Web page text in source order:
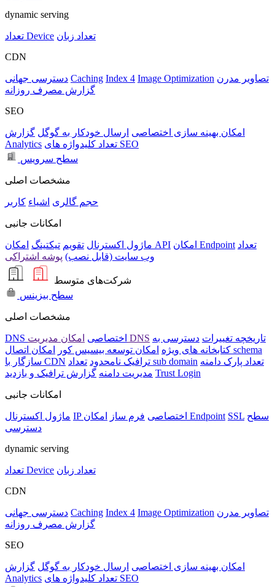
dynamic serving
تعداد Device تعداد زبان
CDN
دسترسی جهانی Caching Index 4 Image Optimization تصاویر مدرن
گزارش مصرف روزانه
SEO
امکان بهینه سازی اختصاصی ارسال خودکار به گوگل گزارش
Analytics
تعداد کلیدواژه های SEO
سطح سرویس
مشخصات اصلی
حجم گالری اشیاء کاربر
امکانات جانبی
ماژول اکسترنال تقویم تیکتینگ امکان API امکان Endpoint تعداد
وب سایت (قابل نصب) پوشه اشتراکی
شرکت‌های متوسط
سطح بیزینس
مشخصات اصلی
DNS اختصاصی امکان مدیریت DNS تاریخچه تغییرات دسترسی به
کتابخانه های ویژه امکان توسعه بیسیس کور
امکان اتصال schema
سازگار با CDN
ترافیک نامحدود تعداد sub domain تعداد پارک دامنه
مدیریت دامنه گزارش ترافیک و بازدید Trust Login
امکانات جانبی
ماژول اکسترنال IP اختصاصی فرم ساز امکان Endpoint SSL سطح
دسترسی
dynamic serving
تعداد Device تعداد زبان
CDN
دسترسی جهانی Caching Index 4 Image Optimization تصاویر مدرن
گزارش مصرف روزانه
SEO
امکان بهینه سازی اختصاصی ارسال خودکار به گوگل گزارش
Analytics
تعداد کلیدواژه های SEO